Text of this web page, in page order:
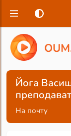
OUM
Йога
На почту